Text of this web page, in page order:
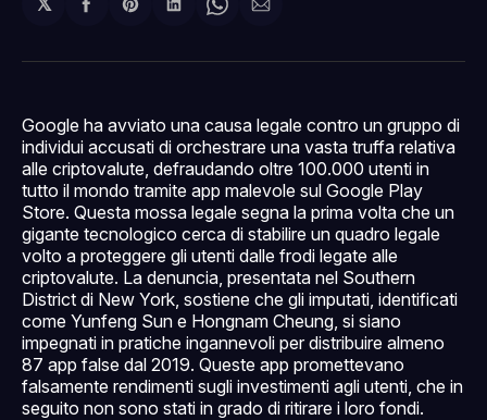
Condividi
Facebook
Share
Pinterest
Condividi
LinkedIn
Share
WhatsApp
Condividi
email
Google ha avviato una causa legale contro un gruppo di
individui accusati di orchestrare una vasta truffa relativa
alle criptovalute, defraudando oltre 100.000 utenti in
tutto il mondo tramite app malevole sul Google Play
Store. Questa mossa legale segna la prima volta che un
gigante tecnologico cerca di stabilire un quadro legale
volto a proteggere gli utenti dalle frodi legate alle
criptovalute. La denuncia, presentata nel Southern
District di New York, sostiene che gli imputati, identificati
come Yunfeng Sun e Hongnam Cheung, si siano
impegnati in pratiche ingannevoli per distribuire almeno
87 app false dal 2019. Queste app promettevano
falsamente rendimenti sugli investimenti agli utenti, che in
seguito non sono stati in grado di ritirare i loro fondi.